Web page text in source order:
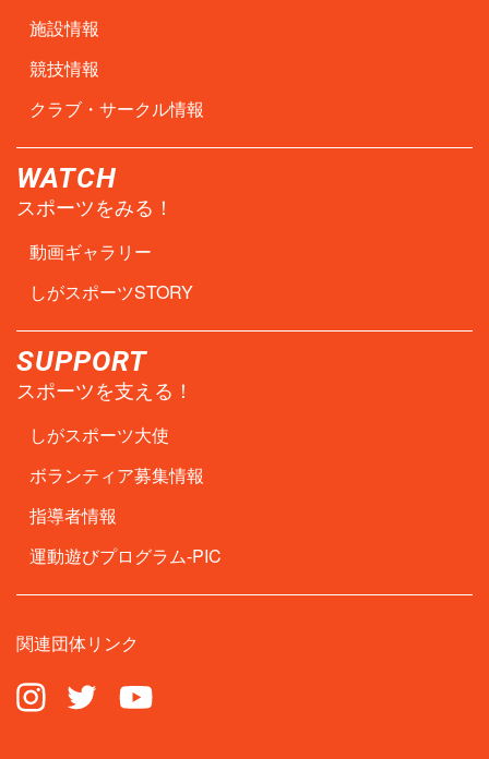
施設情報
競技情報
クラブ・サークル情報
WATCH
スポーツをみる！
動画ギャラリー
しがスポーツSTORY
SUPPORT
スポーツを支える！
しがスポーツ大使
ボランティア募集情報
指導者情報
運動遊びプログラム-PIC
関連団体リンク